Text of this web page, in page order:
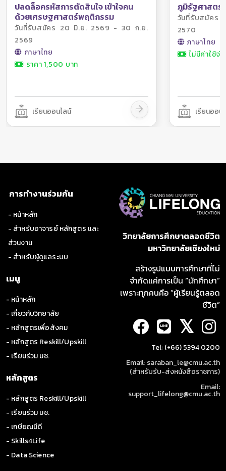
ปลดล็อครหัสการตัดสินใจ เข้าใจคน
ด้วยเศรษฐศาสตร์พฤติกรรม
วันที่รับสมัคร 20 มิ.ย. 2569 - 30 ก.ย.
2569
ภาษาไทย
ราคา 1,500 บาท
เรียนออนไลน์
ภูมิรัฐศาสตร์
วันที่รับสมัค
2570
ภาษาไทย
ไม่มีค่าใช้จ่
เรียนออน
การทำงานร่วมกัน
- หน้าหลัก
- สำหรับอาจารย์ หลักสูตร และ
ส่วนงาน
- สำหรับผู้ดูแลระบบ
เมนู
- หน้าหลัก
- เกี่ยวกับวิทยาลัย
- หลักสูตรเพื่อสังคม
- หลักสูตร Reskill/Upskill
- เรียนร่วม มช.
หลักสูตร
- หลักสูตร Reskill/Upskill
- เรียนร่วม มช.
- เกษียณมีดี
- Skills4Life
- Data Science
วิทยาลัยการศึกษาตลอดชีวิต
มหาวิทยาลัยเชียงใหม่
สร้างรูปแบบการศึกษาที่ไม่
จำกัดแค่การเป็น “นักศึกษา”
เพราะทุกคนคือ “ผู้เรียนรู้ตลอด
ชีวิต”
𝕏
Tel: (+66) 5394 0200
Email: saraban_le@cmu.ac.th
(สำหรับรับ-ส่งหนังสือราชการ)
Email:
support_lifelong@cmu.ac.th